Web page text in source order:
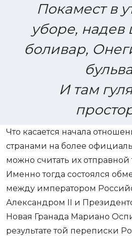
Покамест в
уборе,
боливар,
И там
Что касается начала
странами на более
можно считать их отправной
Именно тогда состоялся
между императором
Александром II и
Новая Гранада Мариано
результате той переписки